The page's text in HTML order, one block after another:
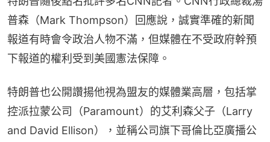
普森（Mark Thompson）回應說，誠實準確的新聞
報道有時會令政治人物不滿，但媒體在不受政府幹預
下報道的權利受到美國憲法保障。
特朗普也公開讚揚他視為盟友的媒體業高層，包括掌
控派拉蒙公司（Paramount）的艾利森父子（Larry
and David Ellison），並稱公司旗下哥倫比亞廣播公